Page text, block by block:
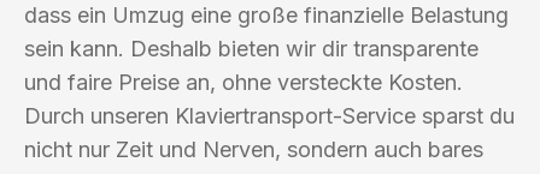
dass ein Umzug eine große finanzielle Belastung
sein kann. Deshalb bieten wir dir transparente
und faire Preise an, ohne versteckte Kosten.
Durch unseren Klaviertransport-Service sparst du
nicht nur Zeit und Nerven, sondern auch bares